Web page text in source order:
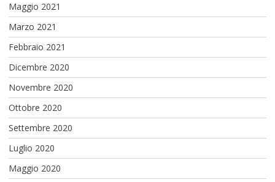
Maggio 2021
Marzo 2021
Febbraio 2021
Dicembre 2020
Novembre 2020
Ottobre 2020
Settembre 2020
Luglio 2020
Maggio 2020